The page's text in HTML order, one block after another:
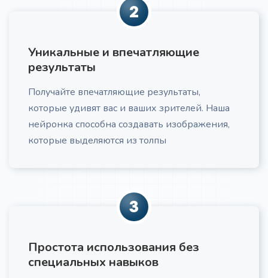
Проблемы и потребности ЦА
Получите список проблем и потребностей вашей
ЦА
Маркетинговый текст по AIDA
2
Уникальные и впечатляющие
результаты
Получайте впечатляющие результаты,
которые удивят вас и ваших зрителей. Наша
нейронка способна создавать изображения,
которые выделяются из толпы
3
Простота использования без
специальных навыков